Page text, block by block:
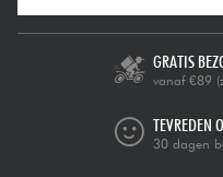
GRATIS
vanaf €89
TEVREDEN
30 dagen